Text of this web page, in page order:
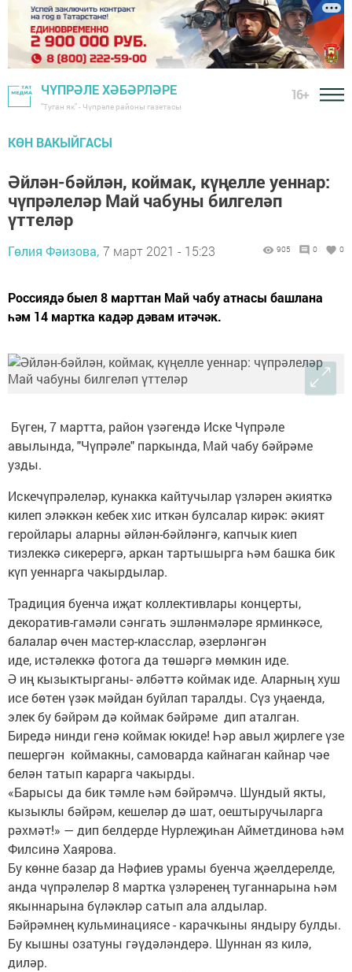
ЧҮПРӘЛЕ ХӘБӘРЛӘРЕ
"Туган як" - Чүпрәле районы газетасы
16+
КӨН ВАКЫЙГАСЫ
Әйлән-бәйлән, коймак, күңелле уеннар:
чүпрәлеләр Май чабуны билгеләп
үттеләр
Гөлия Фәизова, 7 март 2021 - 15:23 905 0 0
Россиядә быел 8 марттан Май чабу атнасы башлана
һәм 14 мартка кадәр дәвам итәчәк.
Бүген, 7 мартта, район үзәгендә Иске Чүпрәле
авылында, "Чүпрәле" паркында, Май чабу бәйрәме
узды.
Искечүпрәлеләр, кунакка кайтучылар үзләрен әкияткә
килеп эләккән кебек хис иткән булсалар кирәк: әкият
геройлары аларны әйлән-бәйләнгә, капчык киеп
тизлеккә сикерергә, аркан тартышырга һәм башка бик
күп уеннарга чакырдылар.
Традиция буенча иҗат коллективлары концерты,
декоратив-гамәли сәнгать эшләнмәләре ярминкәсе,
балалар өчен мастер-класслар, әзерләнгән
иде, истәлеккә фотога да төшәргә мөмкин иде.
Ә иң кызыктырганы- әлбәттә коймак иде. Аларның хуш
исе бөтен үзәк мәйдан буйлап таралды. Сүз уңаенда,
элек бу бәйрәм дә коймак бәйрәме дип аталган.
Биредә нинди генә коймак юкиде! Һәр авыл җирлеге үзе
пешергән коймакны, самоварда кайнаган кайнар чәе
белән татып карарга чакырды.
«Барысы да бик тәмле һәм бәйрәмчә. Шундый якты,
кызыклы бәйрәм, кешеләр дә шат, оештыручыларга
рәхмәт!» — дип белдерде Нурлеҗиһан Айметдинова һәм
Филсинә Хаярова.
Бу көнне базар да Нәфиев урамы буенча җәелдерелде,
анда чүпрәлеләр 8 мартка үзләренең туганнарына һәм
якыннарына бүләкләр сатып ала алдылар.
Бәйрәмнең кульминациясе - карачкыны яндыру булды.
Бу кышны озатуны гәүдәләндерә. Шуннан яз килә,
диләр.